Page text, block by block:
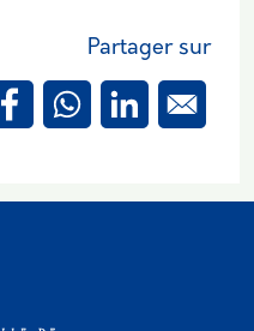
Partager sur